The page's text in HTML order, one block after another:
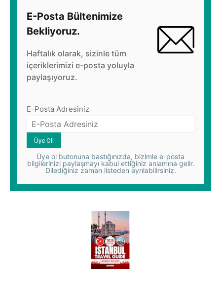
E-Posta Bültenimize
Bekliyoruz.
Haftalık olarak, sizinle tüm
içeriklerimizi e-posta yoluyla
paylaşıyoruz.
E-Posta Adresiniz
Üye ol butonuna bastığınızda, bizimle e-posta
bilgilerinizi paylaşmayı kabul ettiğiniz anlamına gelir.
Dilediğiniz zaman listeden ayrılabilirsiniz.